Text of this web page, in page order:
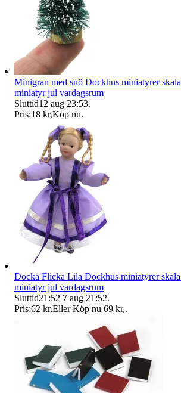
Minigran med snö Dockhus miniatyrer
miniatyr jul vardagsrum
Sluttid12 aug 23:53.
Pris:18 kr,Köp nu.
Docka Flicka Lila Dockhus miniatyrer
miniatyr jul vardagsrum
Sluttid21:52 7 aug 21:52.
Pris:62 kr,Eller Köp nu 69 kr,.